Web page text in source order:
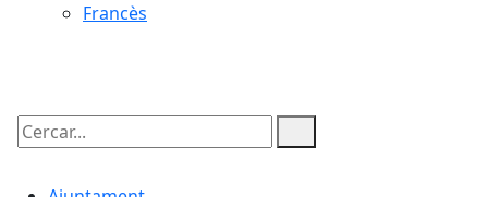
Francès
Cercar: